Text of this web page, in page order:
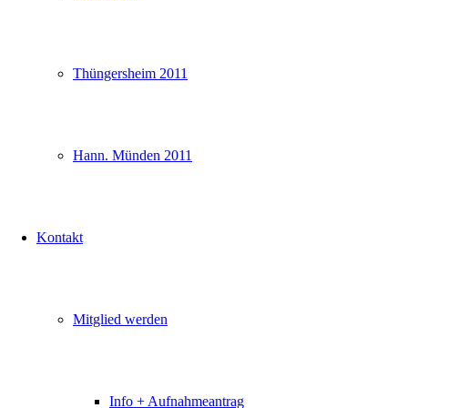
Thüngersheim 2011
Hann. Münden 2011
Kontakt
Mitglied werden
Info + Aufnahmeantrag